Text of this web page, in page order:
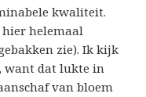
kwaliteit.
hier helemaal
zie). Ik kijk
want dat lukte in
van bloem